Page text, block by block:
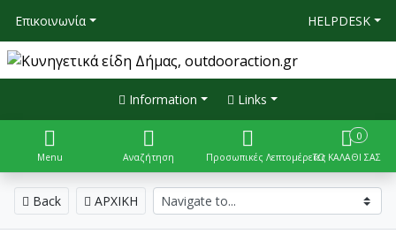
Επικοινωνία HELPDESK
Information Links
Menu Αναζήτηση Προσωπικές Λεπτομέρειες
0
ΤΟ ΚΑΛΑΘΙ ΣΑΣ
Back ΑΡΧΙΚΗ